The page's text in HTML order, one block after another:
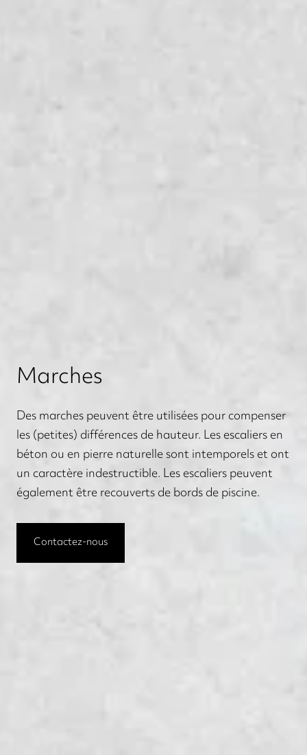
Marches
Des marches peuvent être utilisées pour compenser
les (petites) différences de hauteur. Les escaliers en
béton ou en pierre naturelle sont intemporels et ont
un caractère indestructible.Les escaliers peuvent
également être recouverts de bords de piscine.
Contactez-nous